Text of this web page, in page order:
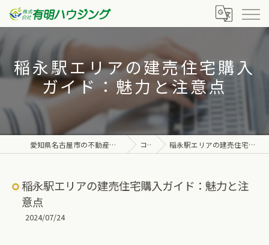
稲永駅エリアの建売住宅購入
ガイド：魅力と注意点
愛知県名古屋市の不動産なら株式会社有明ハウジング コラム 稲永駅エリアの建売住宅購入ガイド：魅力と注意点
稲永駅エリアの建売住宅購入ガイド：魅力と注
意点
2024/07/24